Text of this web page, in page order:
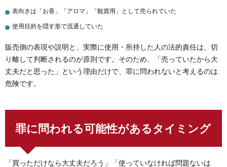
表向きは「お香」「アロマ」「観賞用」として売られていた
使用目的を隠す形で流通していた
販売側の表現や説明と、実際に使用・所持した人の法的責任は、切
り離して判断されるのが原則です。そのため、「売っていたから大
丈夫だと思った」という理由だけで、罪に問われないと考えるのは
危険です。
罪に問われる可能性があるタイミング
「買っただけなら大丈夫だろう」「使っていなければ問題ないは